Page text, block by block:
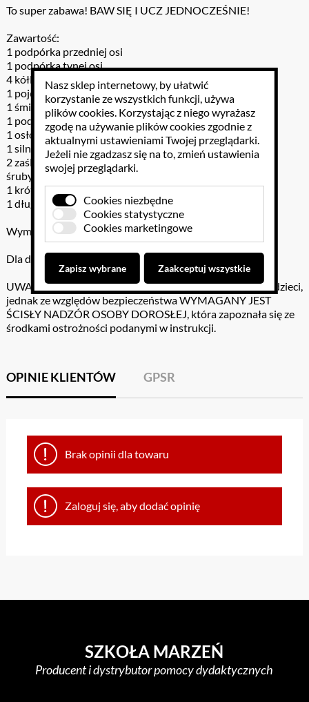
To super zabawa! BAW SIĘ I UCZ JEDNOCZEŚNIE!
Zawartość:
1 podpórka przedniej osi
1 podpórka tynej osi
4 kółka
1 pojemnik na baterie z osłoną
1 śmigło
1 podstawka silniczka
1 osłona silniczka
1 silniczek
2 zaślepki
śruby
1 krótka oś
1 długa oś
Wymiary pudełka 16,5x23,5x6 cm
Dla dzieci powyżej 8 lat
UWAGA: Zestaw jest w wysokim stopniu bezpieczny dla dzieci,
jednak ze względów bezpieczeństwa WYMAGANY JEST
ŚCISŁY NADZÓR OSOBY DOROSŁEJ, która zapoznała się ze
środkami ostrożności podanymi w instrukcji.
OPINIE KLIENTÓW GPSR
Brak opinii dla towaru
Zaloguj się, aby dodać opinię
SZKOŁA MARZEŃ
Producent i dystrybutor pomocy dydaktycznych
Nasz sklep internetowy, by ułatwić
korzystanie ze wszystkich funkcji, używa
plików cookies. Korzystając z niego wyrażasz
zgodę na używanie plików cookies zgodnie z
aktualnymi ustawieniami Twojej przeglądarki.
Jeżeli nie zgadzasz się na to, zmień ustawienia
swojej przeglądarki.
Cookies niezbędne
Cookies statystyczne
Cookies marketingowe
Zapisz wybrane Zaakceptuj wszystkie